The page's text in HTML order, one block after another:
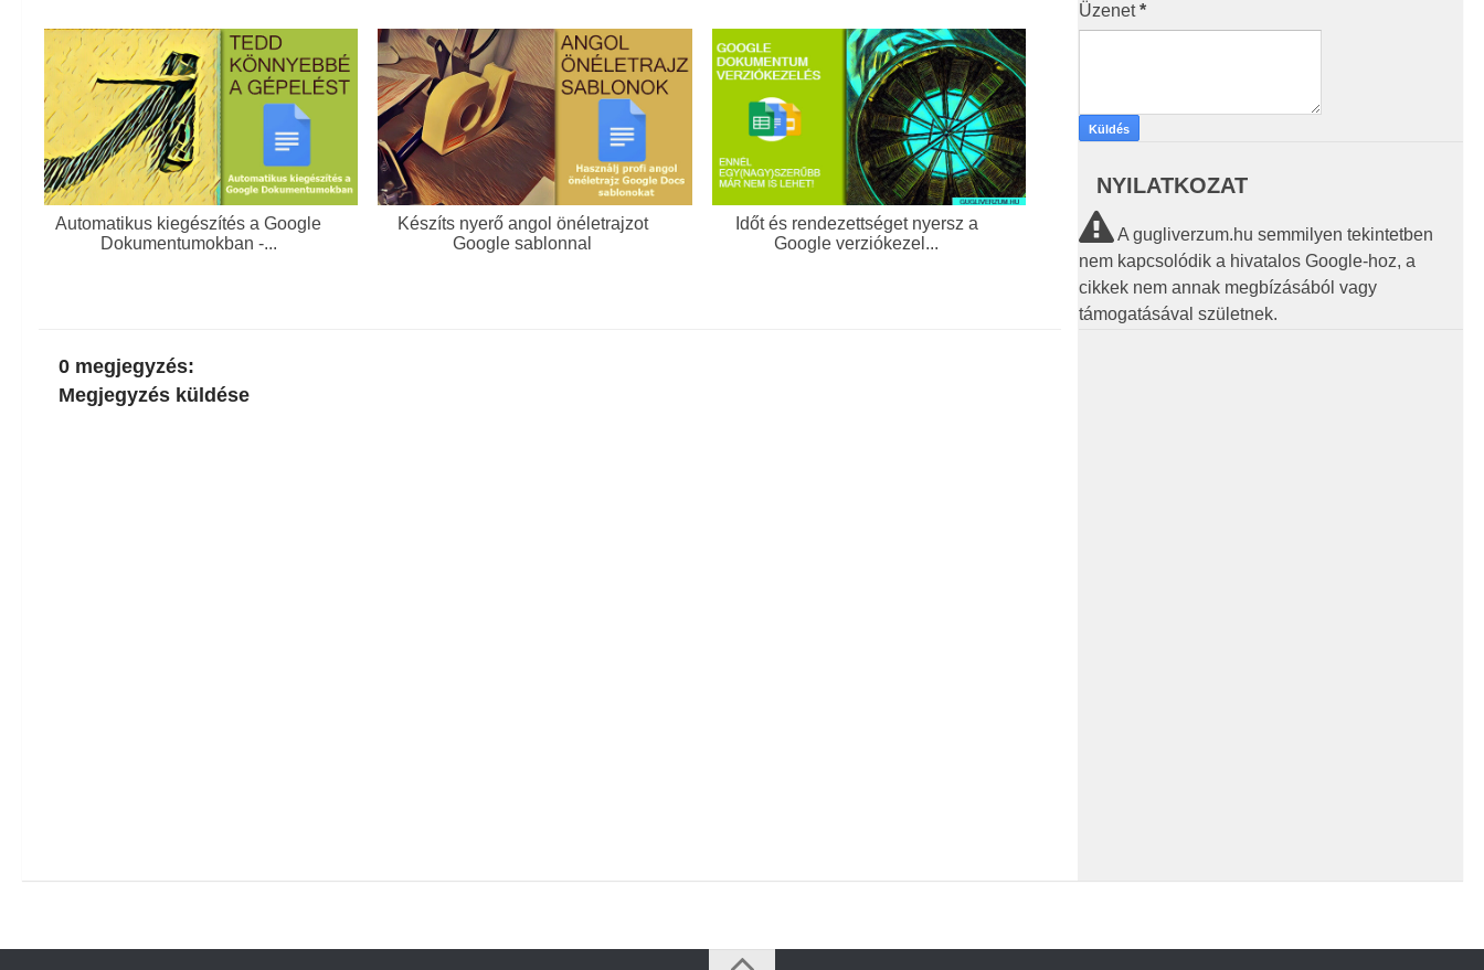
Automatikus kiegészítés a Google
Dokumentumokban -...
Készíts nyerő angol önéletrajzot
Google sablonnal
Időt és rendezettséget nyersz a
Google verziókezel...
0 megjegyzés:
Megjegyzés küldése
Üzenet*
NYILATKOZAT
A gugliverzum.hu semmilyen tekintetben
nem kapcsolódik a hivatalos Google-hoz, a
cikkek nem annak megbízásából vagy
támogatásával születnek.